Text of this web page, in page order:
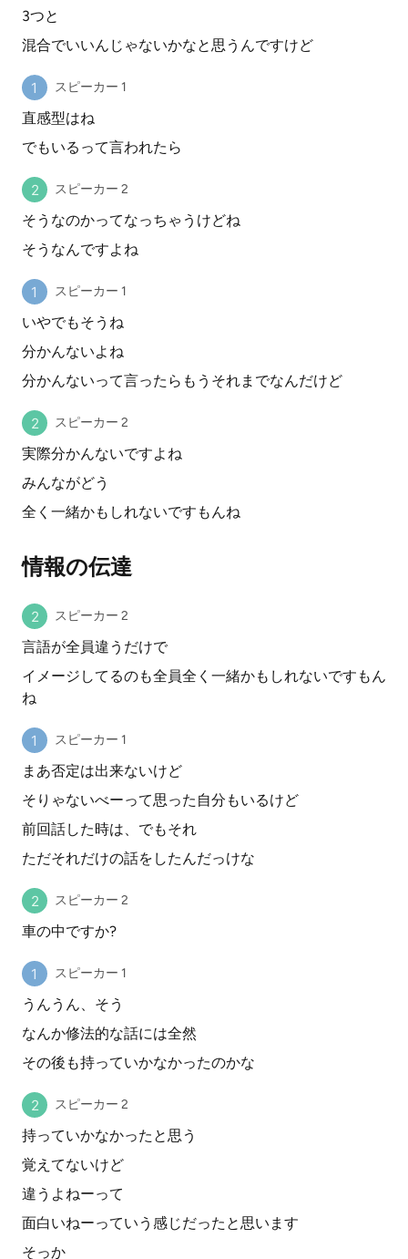
3つと
混合でいいんじゃないかなと思うんですけど
スピーカー 1
直感型はね
でもいるって言われたら
スピーカー 2
そうなのかってなっちゃうけどね
そうなんですよね
スピーカー 1
いやでもそうね
分かんないよね
分かんないって言ったらもうそれまでなんだけど
スピーカー 2
実際分かんないですよね
みんながどう
全く一緒かもしれないですもんね
情報の伝達
スピーカー 2
言語が全員違うだけで
イメージしてるのも全員全く一緒かもしれないですもん
ね
スピーカー 1
まあ否定は出来ないけど
そりゃないべーって思った自分もいるけど
前回話した時は、でもそれ
ただそれだけの話をしたんだっけな
スピーカー 2
車の中ですか?
スピーカー 1
うんうん、そう
なんか修法的な話には全然
その後も持っていかなかったのかな
スピーカー 2
持っていかなかったと思う
覚えてないけど
違うよねーって
面白いねーっていう感じだったと思います
そっか